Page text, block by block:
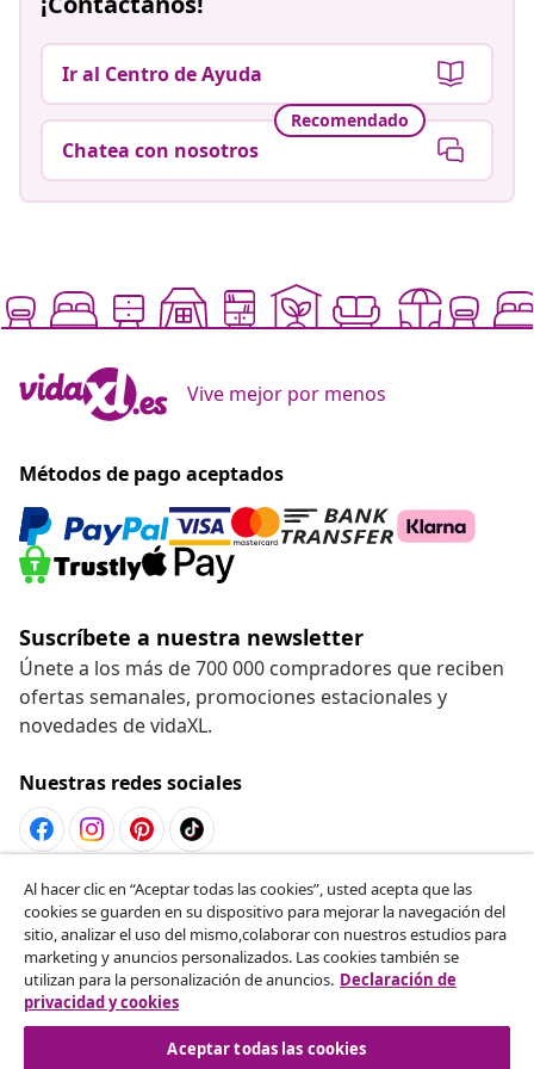
Ir al Centro de Ayuda
Recomendado
Chatea con nosotros
Vive mejor por menos
Métodos de pago aceptados
Suscríbete a nuestra newsletter
Únete a los más de 700 000 compradores que reciben
ofertas semanales, promociones estacionales y
novedades de vidaXL.
Nuestras redes sociales
Desistir del contrato
Solicita la cancelación de tu pedido.
Desistir del contrato
Al hacer clic en “Aceptar todas las cookies”, usted acepta que las
cookies se guarden en su dispositivo para mejorar la navegación del
sitio, analizar el uso del mismo,colaborar con nuestros estudios para
marketing y anuncios personalizados. Las cookies también se
utilizan para la personalización de anuncios. Declaración de
privacidad y cookies
Aceptar todas las cookies